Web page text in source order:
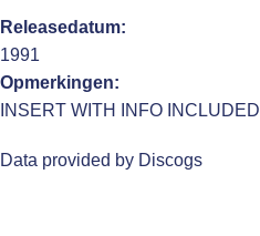
Releasedatum:
1991
Opmerkingen:
INSERT WITH INFO INCLUDED
Data provided by Discogs